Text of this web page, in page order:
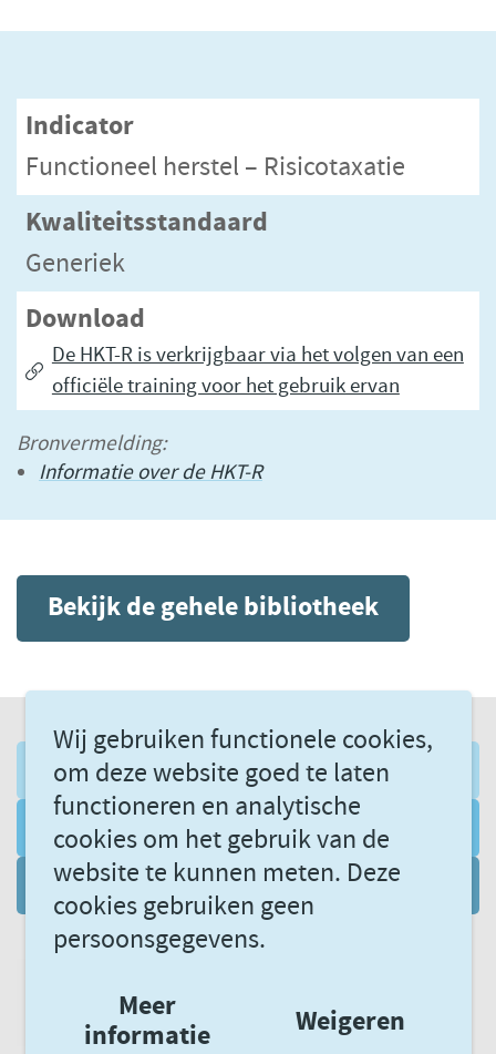
Wij gebruiken functionele cookies,
om deze website goed te laten
functioneren en analytische
cookies om het gebruik van de
website te kunnen meten. Deze
cookies gebruiken geen
persoonsgegevens.
Meer
informatie
Weigeren
Indicator
Functioneel herstel – Risicotaxatie
Kwaliteitsstandaard
Generiek
Download
De HKT-R is verkrijgbaar via het volgen van een
officiële training voor het gebruik ervan
Bronvermelding:
Informatie over de HKT-R
Bekijk de gehele bibliotheek
AANMELDEN NIEUWSBRIEF
VOLG ONS VIA LINKEDIN
DATAGEDREVEN LEREN